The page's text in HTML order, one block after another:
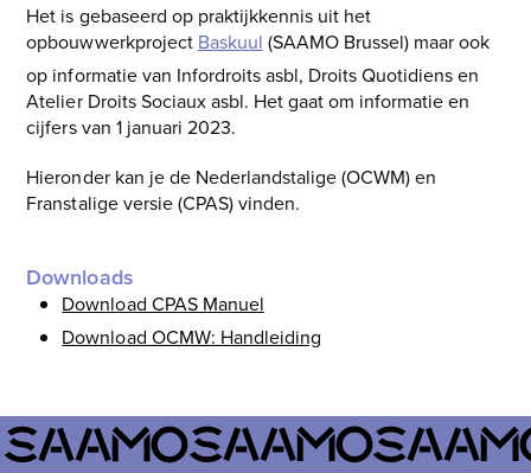
Het is gebaseerd op praktijkkennis uit het
opbouwwerkproject Baskuul (SAAMO Brussel) maar ook
op informatie van Infordroits asbl, Droits Quotidiens en
Atelier Droits Sociaux asbl. Het gaat om informatie en
cijfers van 1 januari 2023.
Hieronder kan je de Nederlandstalige (OCWM) en
Franstalige versie (CPAS) vinden.
Downloads
Download CPAS Manuel
Download OCMW: Handleiding